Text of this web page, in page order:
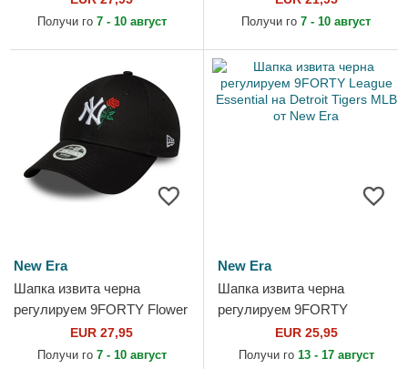
Ultimate Fighting
Получи го 7 - 10 август
Vegas Raiders NFL от New
Получи го 7 - 10 август
New Era
Шапка извита черна
регулируем 9FORTY Flower
Icon на New York Yankees
MLB от New Era
EUR 27,95
Получи го 7 - 10 август
New Era
Шапка извита черна
регулируем 9FORTY
League Essential на Detroit
Tigers MLB от New Era
EUR 25,95
Получи го 13 - 17 август